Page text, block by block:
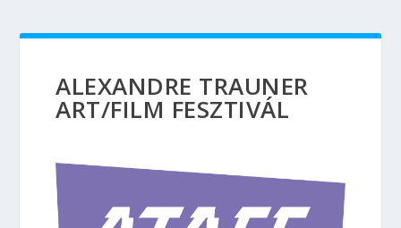
ALEXANDRE TRAUNER
ART/FILM FESZTIVÁL